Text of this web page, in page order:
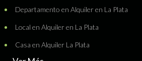
Departamento en Alquiler en La Plata
Local en Alquiler en La Plata
Casa en Alquiler La Plata